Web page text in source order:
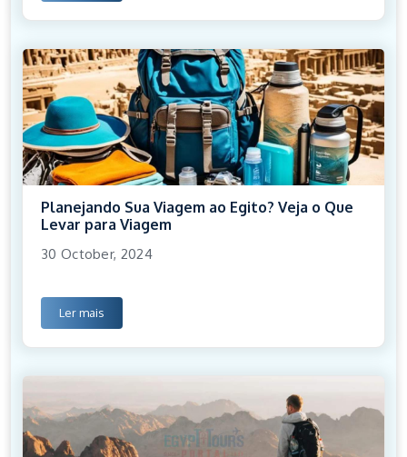
Planejando Sua Viagem ao Egito? Veja o Que
Levar para Viagem
30 October, 2024
Ler mais